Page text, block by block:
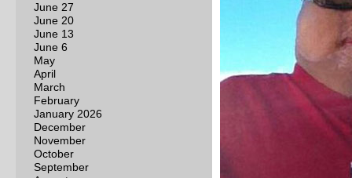
June 27
June 20
June 13
June 6
May
April
March
February
January 2026
December
November
October
September